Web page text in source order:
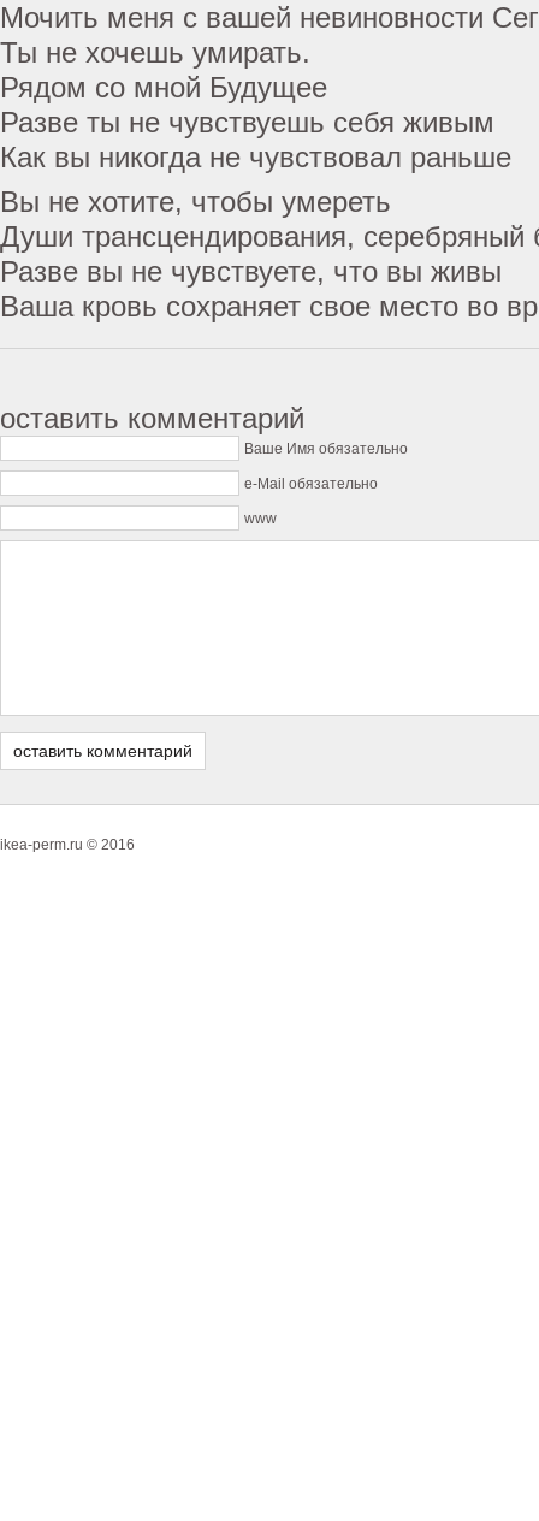
Мочить меня с вашей невиновности
Ты не хочешь умирать.
Рядом со мной Будущее
Разве ты не чувствуешь себя живым
Как вы никогда не чувствовал раньше
Вы не хотите, чтобы умереть
Души трансцендирования, серебряный
Разве вы не чувствуете, что вы живы
Ваша кровь сохраняет свое место во
оставить комментарий
Ваше Имя обязательно
e-Mail обязательно
www
ikea-perm.ru © 2016